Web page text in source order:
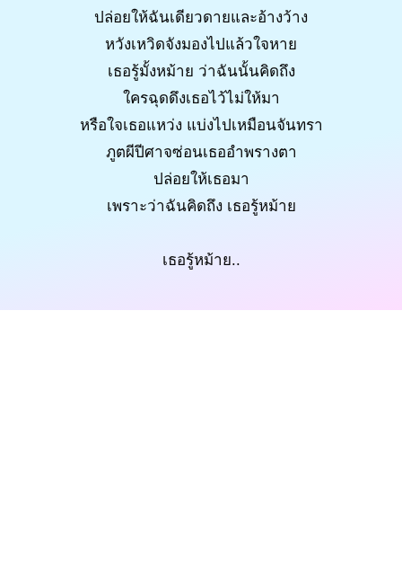
ปล่อยให้ฉันเดียวดายและอ้างว้าง
หวังเหวิดจังมองไปแล้วใจหาย
เธอรู้มั้งหม้าย ว่าฉันนั้นคิดถึง
ใครฉุดดึงเธอไว้ไม่ให้มา
หรือใจเธอแหว่ง แบ่งไปเหมือนจันทรา
ภูตผีปีศาจซ่อนเธออำพรางตา
ปล่อยให้เธอมา
เพราะว่าฉันคิดถึง เธอรู้หม้าย
เธอรู้หม้าย..